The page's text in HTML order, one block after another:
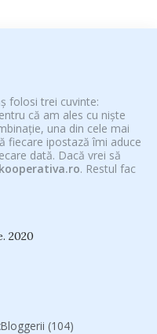
folosi trei cuvinte:
că am ales cu niște
una din cele mai
fiecare ipostază îmi aduce
dată. Dacă vrei să
. Restul fac
2020
(104)